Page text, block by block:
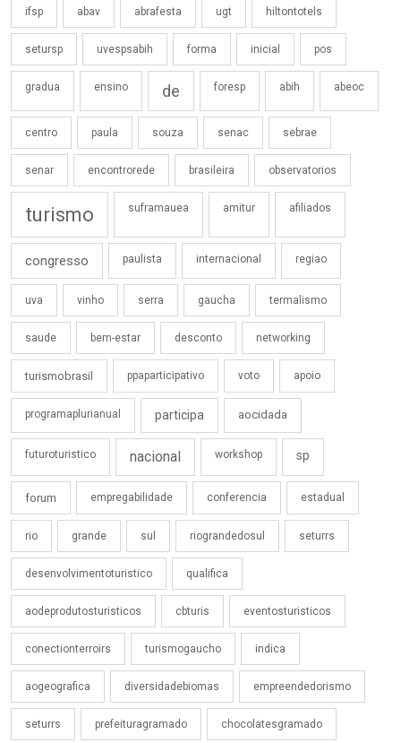
ifsp abav abrafesta ugt hiltontotels
setursp uvespsabih forma inicial pos
gradua ensino de foresp abih abeoc
centro paula souza senac sebrae
senar encontrorede brasileira observatorios
turismo suframauea amitur afiliados
congresso paulista internacional regiao
uva vinho serra gaucha termalismo
saude bem-estar desconto networking
turismobrasil ppaparticipativo voto apoio
programaplurianual participa aocidada
futuroturistico nacional workshop sp
forum empregabilidade conferencia estadual
rio grande sul riograndedosul seturrs
desenvolvimentoturistico qualifica
aodeprodutosturisticos cbturis eventosturisticos
conectionterroirs turismogaucho indica
aogeografica diversidadebiomas empreendedorismo
seturrs prefeituragramado chocolatesgramado